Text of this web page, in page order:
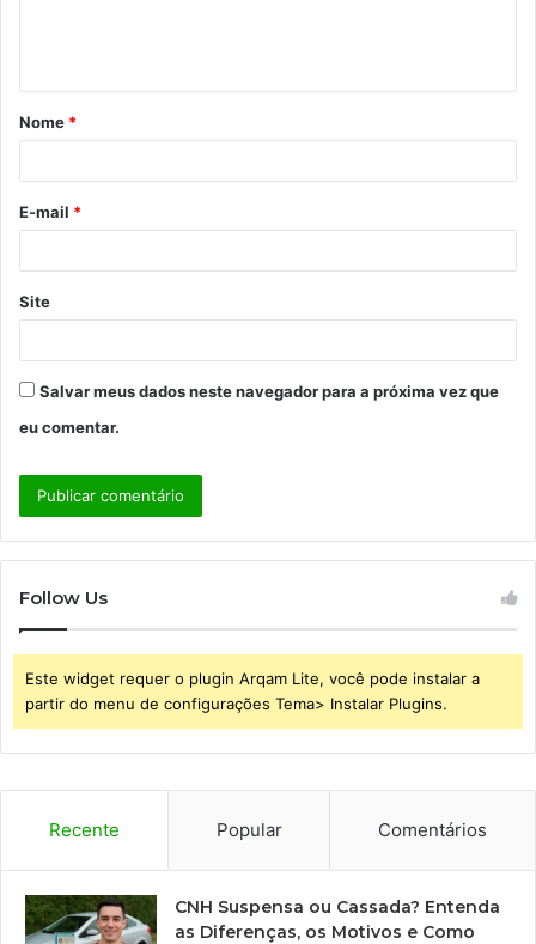
á
r
*
Nome *
E-mail *
Site
Salvar meus dados neste navegador para a próxima vez que
eu comentar.
Follow Us
Este widget requer o plugin Arqam Lite, você pode instalar a
partir do menu de configurações Tema> Instalar Plugins.
Recente Popular Comentários
CNH Suspensa ou Cassada? Entenda
as Diferenças, os Motivos e Como